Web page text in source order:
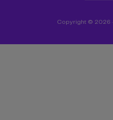
Copyright © 2026 ·